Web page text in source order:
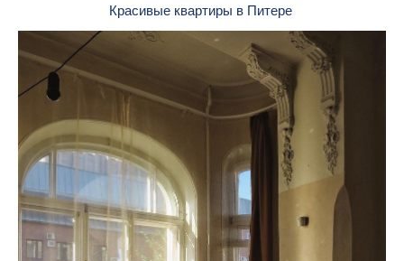
Красивые квартиры в Питере